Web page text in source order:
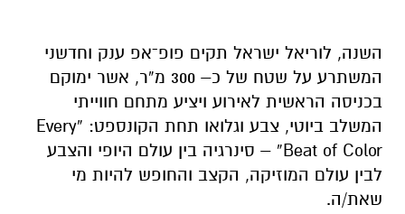
השנה, לוריאל ישראל תקים פופ־אפ ענק וחדשני
המשתרע על שטח של כ– 300 מ”ר, אשר ימוקם
בכניסה הראשית לאירוע ויציע מתחם חווייתי
המשלב ביוטי, צבע וגלואו תחת הקונספט: “Every
Beat of Color” – סינרגיה בין עולם היופי והצבע
לבין עולם המוזיקה, הקצב והחופש להיות מי
שאת/ה.